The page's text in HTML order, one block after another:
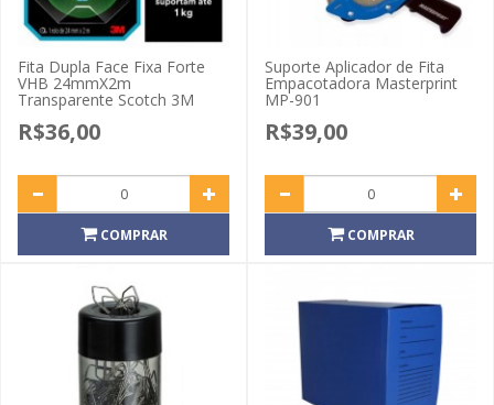
Fita Dupla Face Fixa Forte
VHB 24mmX2m
Transparente Scotch 3M
R$36,00
COMPRAR
Suporte Aplicador de Fita
Empacotadora Masterprint
MP-901
R$39,00
COMPRAR